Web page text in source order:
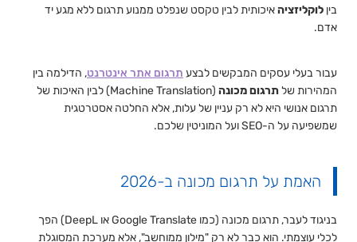
בין לוקליזציהאיכותית לבין טקסט שנפלט ממנוע תרגום ללא מגע יד
אדם.
עבור בעלי עסקים המבקשים לבצע תרגום אתר אינטרנט, הדילמה בין
המהירות שלתרגום מכונה
(Machine Translation) לבין האיכות של
תרגום אנושי היא לא רק עניין של עלות, אלא החלטה אסטרטגית
שמשפיעה על ה-SEO ועל המוניטין שלכם.
האמת על תרגום מכונה ב-2026
בניגוד לעבר, תרגום מכונה (כמו Google Translate או DeepL) הפך
לכלי עוצמתי. הוא כבר לא רק "מילון ממוחשב", אלא מערכת המסוגלת